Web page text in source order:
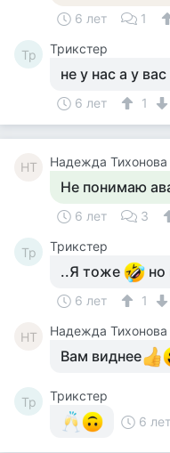
6 лет 1
Tp Tpикcтep
не у нас а у
6 лет 1
НТ Надежда Тихонова
Не понимаю
6 лет 3
Tp Tpикcтep
..Я тоже но
6 лет 1
НТ Надежда Тихонова
Вам виднее
Tp
Tpикcтep
6 лет